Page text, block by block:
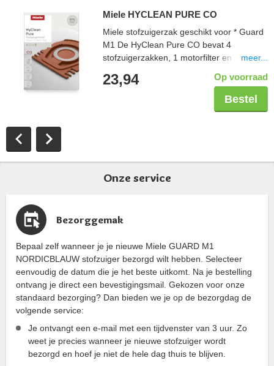
Miele HYCLEAN PURE CO
Miele stofzuigerzak geschikt voor * Guard
M1 De HyClean Pure CO bevat 4
stofzuigerzakken, 1 motorfilter en 1
de stofdeeltjes. Langere gebruiksduur
stofzuigerzakken door 3D-technologie.
meer...
23,94 Op voorraad
Bestel
Onze service
Bezorggemak
Bepaal zelf wanneer je je nieuwe Miele GUARD M1
NORDICBLAUW stofzuiger bezorgd wilt hebben. Selecteer
eenvoudig de datum die je het beste uitkomt. Na je bestelling
ontvang je direct een bevestigingsmail. Gekozen voor onze
standaard bezorging? Dan bieden we je op de bezorgdag de
volgende service:
Je ontvangt een e-mail met een tijdvenster van 3 uur. Zo
weet je precies wanneer je nieuwe stofzuiger wordt
bezorgd en hoef je niet de hele dag thuis te blijven.